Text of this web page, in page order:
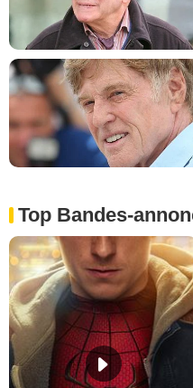
Top Bandes-